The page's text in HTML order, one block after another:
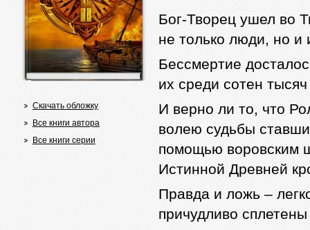
Скачать обложку
Все книги автора
Все книги серии
Бог-Творец ушел во
не только люди, но и
Бессмертие
их среди сотен
И верно ли то, что
волею судьбы
помощью воровским
Истинной Древней
Правда и ложь –
причудливо